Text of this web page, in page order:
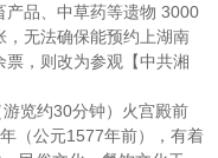
产品、中草药等遗物 3000
无法确保能预约上湖南
，则改为参观【中共湘
览约30分钟）火宫殿前
（公元1577年前），有着